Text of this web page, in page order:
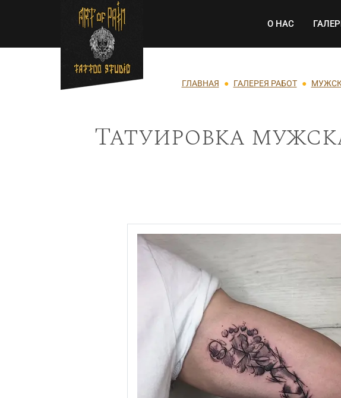
Перейти к основному содержанию
О НАС
Строка навигации
ГЛАВНАЯ ГАЛЕРЕЯ РАБОТ
Татуировка